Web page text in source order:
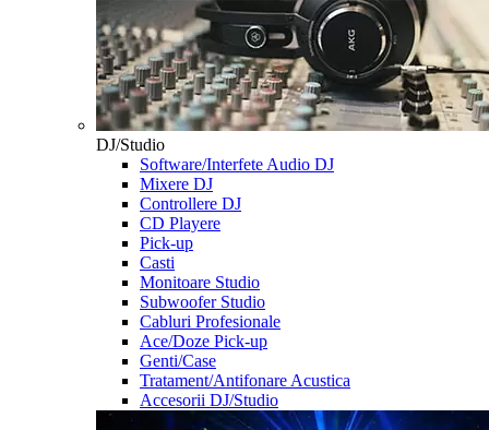
DJ/Studio
Software/Interfete Audio DJ
Mixere DJ
Controllere DJ
CD Playere
Pick-up
Casti
Monitoare Studio
Subwoofer Studio
Cabluri Profesionale
Ace/Doze Pick-up
Genti/Case
Tratament/Antifonare Acustica
Accesorii DJ/Studio